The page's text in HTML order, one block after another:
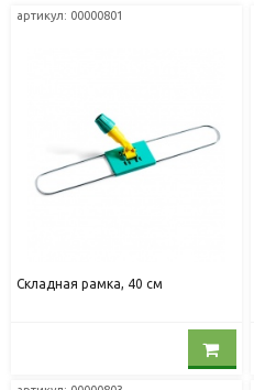
артикул: 00000801
Складная рамка, 40 см